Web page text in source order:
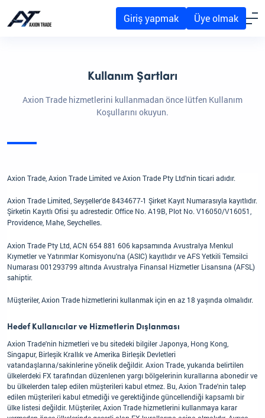
Giriş yapmak Üye olmak
Kullanım Şartları
Axion Trade hizmetlerini kullanmadan önce lütfen Kullanım
Koşullarını okuyun.
Axion Trade, Axion Trade Limited ve Axion Trade Pty Ltd'nin ticari adıdır.
Axion Trade Limited, Seyşeller'de 8434677-1 Şirket Kayıt Numarasıyla kayıtlıdır.
Şirketin Kayıtlı Ofisi şu adrestedir: Office No. A19B, Plot No. V16050/V16051,
Providence, Mahe, Seychelles.
Axion Trade Pty Ltd, ACN 654 881 606 kapsamında Avustralya Menkul
Kıymetler ve Yatırımlar Komisyonu'na (ASIC) kayıtlıdır ve AFS Yetkili Temsilci
Numarası 001293799 altında Avustralya Finansal Hizmetler Lisansına (AFSL)
sahiptir.
Müşteriler, Axion Trade hizmetlerini kullanmak için en az 18 yaşında olmalıdır.
Hedef Kullanıcılar ve Hizmetlerin Dışlanması
Axion Trade'nin hizmetleri ve bu sitedeki bilgiler Japonya, Hong Kong,
Singapur, Birleşik Krallık ve Amerika Birleşik Devletleri
vatandaşlarına/sakinlerine yönelik değildir. Axion Trade, yukarıda belirtilen
ülkelerdeki FX tarafından düzenlenen yargı bölgelerinin kurallarına abonedir ve
bu ülkelerden talep edilen müşterileri kabul etmez. Bu, Axion Trade'nin talep
edilen müşterileri kabul etmediği ve gerektiğinde güncellendiği kapsamlı bir
ülke listesi değildir. Müşteriler, Axion Trade hizmetlerini kullanmaya karar